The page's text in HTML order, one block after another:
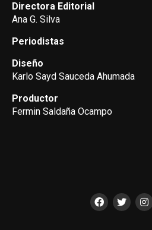
Directora Editorial
Ana G. Silva
Periodistas
Diseño
Karlo Sayd Sauceda Ahumada
Productor
Fermin Saldaña Ocampo